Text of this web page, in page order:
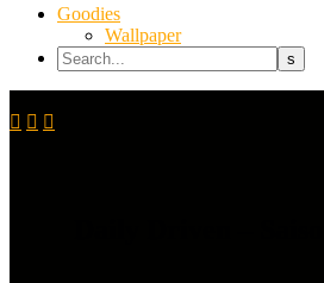
Goodies
Wallpaper
  